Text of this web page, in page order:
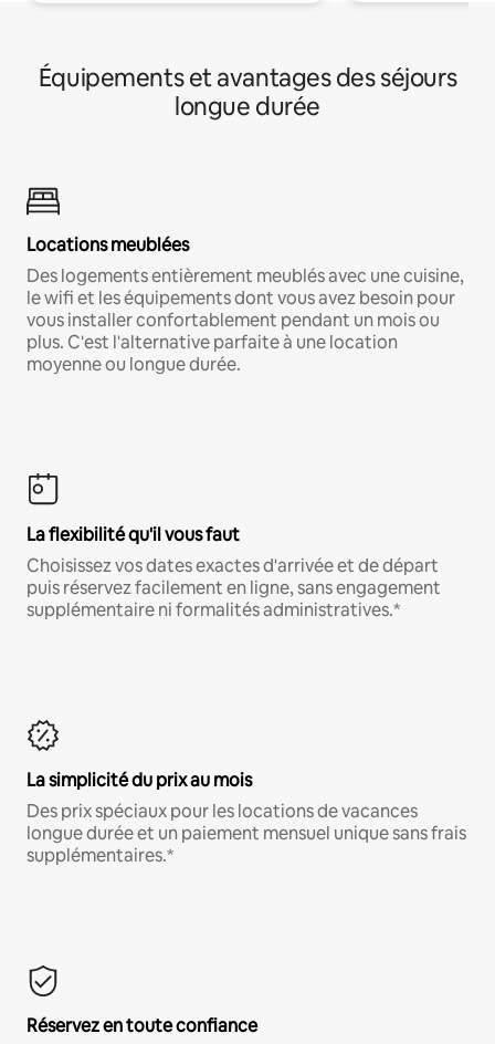
Équipements et avantages des séjours
longue durée
Locations meublées
Des logements entièrement meublés avec une cuisine,
le wifi et les équipements dont vous avez besoin pour
vous installer confortablement pendant un mois ou
plus. C'est l'alternative parfaite à une location
moyenne ou longue durée.
La flexibilité qu'il vous faut
Choisissez vos dates exactes d'arrivée et de départ
puis réservez facilement en ligne, sans engagement
supplémentaire ni formalités administratives.*
La simplicité du prix au mois
Des prix spéciaux pour les locations de vacances
longue durée et un paiement mensuel unique sans frais
supplémentaires.*
Réservez en toute confiance